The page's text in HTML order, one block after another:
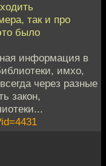
так и про
было
информация в
имхо,
через разные
закон,